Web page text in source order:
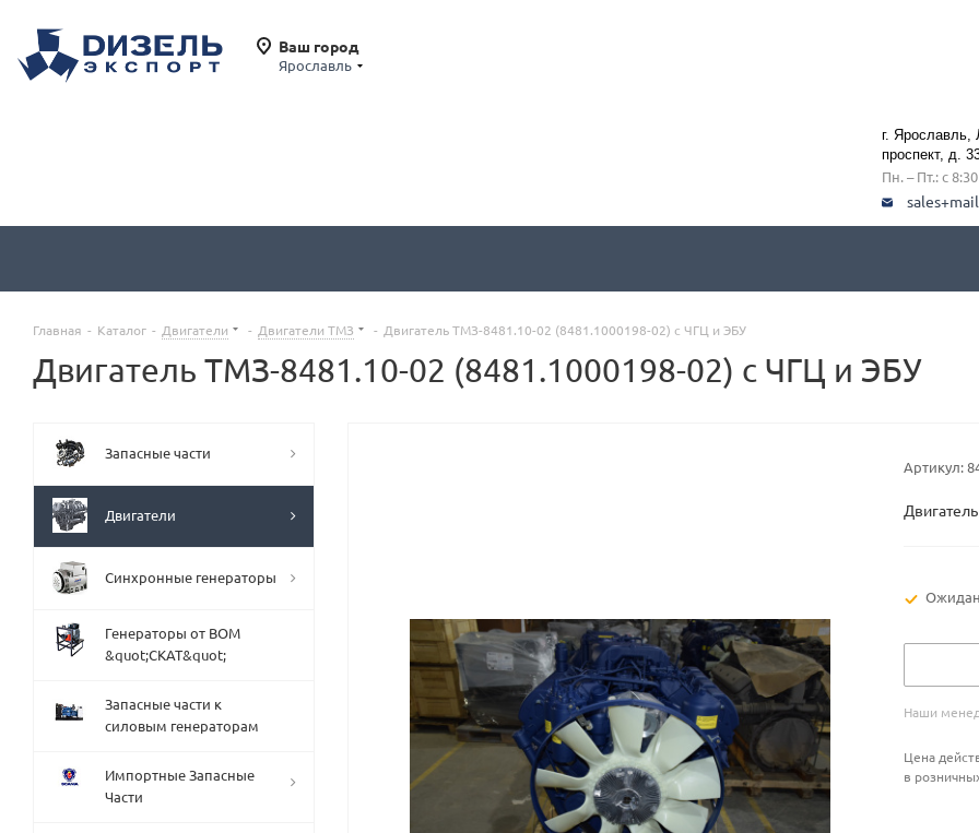
Ваш город
Ярославль
г. Ярославль,
проспект, д.
Пн. – Пт.: с
Главная - Каталог - Двигатели - Двигатели ТМЗ - Двигатель ТМЗ-8481.10-02 (8481.1000198-02) с ЧГЦ и ЭБУ
Двигатель ТМЗ-8481.10-02 (8481.1000198-02) с ЧГЦ и ЭБУ
Артикул:
Наши
Цена
в
Запасные части
Двигатели
Синхронные генераторы
Генераторы от ВОМ
&quot;СКАТ&quot;
Запасные части к
силовым генераторам
Импортные Запасные
Части